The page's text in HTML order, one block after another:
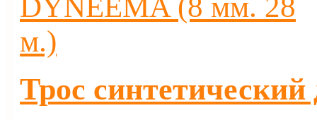
Трос